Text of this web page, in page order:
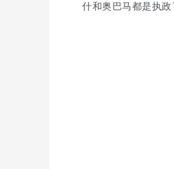
什和奥巴马都是执